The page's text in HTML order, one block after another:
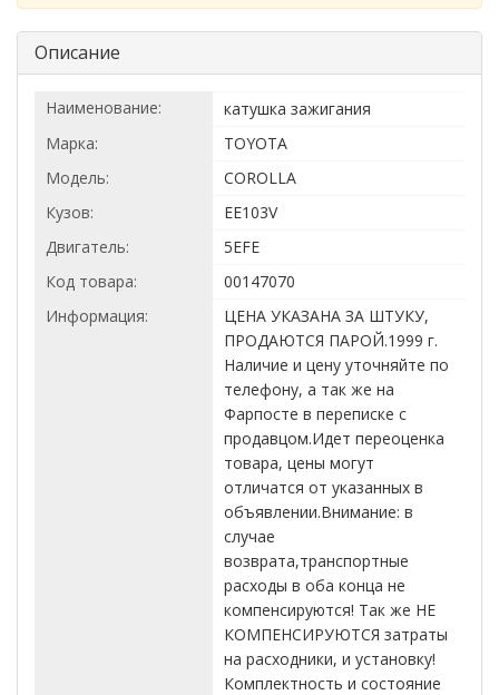
Описание
Наименование:
катушка зажигания
Марка:
TOYOTA
Модель:
COROLLA
Кузов:
EE103V
Двигатель:
5EFE
Код товара:
00147070
Информация:
ЦЕНА УКАЗАНА ЗА ШТУКУ,
ПРОДАЮТСЯ ПАРОЙ.1999 г.
Наличие и цену уточняйте по
телефону, а так же на
Фарпосте в переписке с
продавцом.Идет переоценка
товара, цены могут
отличатся от указанных в
объявлении.Внимание: в
случае
возврата,транспортные
расходы в оба конца не
компенсируются! Так же НЕ
КОМПЕНСИРУЮТСЯ затраты
на расходники, и установку!
Комплектность и состояние